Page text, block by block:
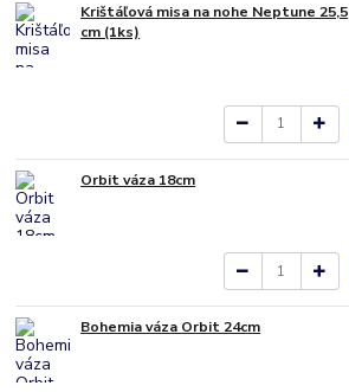
Krištáľová misa na nohe Neptune 25,5
cm (1ks)
Orbit váza 18cm
Bohemia váza Orbit 24cm